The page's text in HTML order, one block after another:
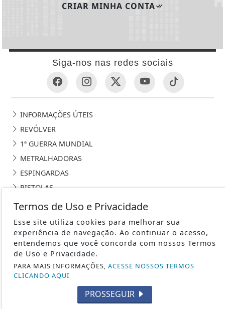
CRIAR MINHA CONTA
Siga-nos nas redes sociais
INFORMAÇÕES ÚTEIS
REVÓLVER
1ª GUERRA MUNDIAL
METRALHADORAS
ESPINGARDAS
PISTOLAS
HISTÓRIA
FABRICANTES DE ARMAS
CURIOSIDADES
CAÇA
TIRO ESPORTIVO
FORÇAS ESPECIAIS
Termos de Uso e Privacidade
Esse site utiliza cookies para melhorar sua
experiência de navegação. Ao continuar o acesso,
entendemos que você concorda com nossos Termos
de Uso e Privacidade.
PARA MAIS INFORMAÇÕES, ACESSE NOSSOS TERMOS
CLICANDO AQUI
PROSSEGUIR